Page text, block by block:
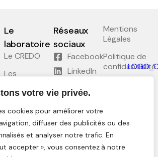
votre vie privée.
cookies pour améliorer votre
diffuser des publicités ou des
et analyser notre trafic. En
accepter », vous consentez à notre
d’études
Le
laboratoire
Le CREDO
Les
Enseignement
Documentation
et Archives
Réseaux
sociaux
Facebook
LinkedIn
Mentions
Légales
Politique de
confidentialité
Partielle